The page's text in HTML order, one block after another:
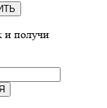
и получи